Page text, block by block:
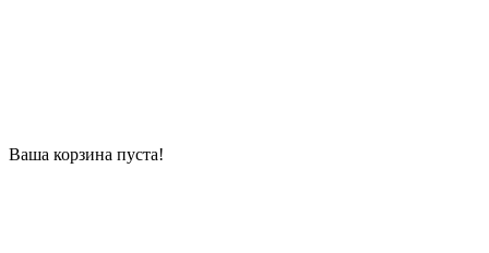
Ваша корзина пуста!